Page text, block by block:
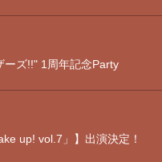
ーズ!!" 1周年記念Party
up! vol.7」】出演決定！